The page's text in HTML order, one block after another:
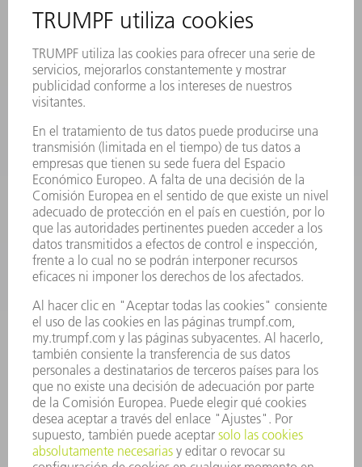
EVENTOS Y CONVOCATORIAS
REGISTRO PARA EL BOLETÍN INFORMATIVO
FICHAS TÉCNICAS DE SEGURIDAD
PRODUCTOS
MÁQUINAS Y SISTEMAS
LÁSER
HERRAMIENTAS PORTÁTILES
FÁBRICA INTELIGENTE
SOFTWARE
SERVICIOS
APLICACIONES
SECTORES
EMPRESA
CARRERA PROFESIONAL
OFERTAS DE TRABAJO
PERFIL DE LA EMPRESA
INFORME ANUAL
PRINCIPIOS CORPORATIVOS
CUMPLIMIENTO
SISTEMA DE INFORMADORES
SEGURIDAD
COMUNICADOS DE PRENSA
REVISTAS
SOSTENIBILIDAD
MEDIO AMBIENTE Y CLIMA
SOCIEDAD Y EMPRESA